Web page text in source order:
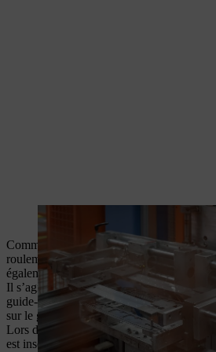
Une presse à souder comprime les guide-
Comme pour la fabrication d’un guide-
roulement de chaque guide-chaîne
également trempée dans une machine
Il s’agit à présent de monter le pignon de
guide-chaîne en trois parties. Cela permet
sur le guide, car le pignon de renvoi
Lors du montage, la tête du guide est
est inséré.